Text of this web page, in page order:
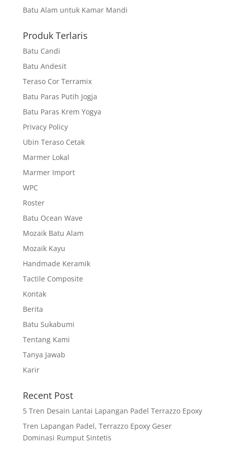
Batu Alam untuk Kamar Mandi
Produk Terlaris
Batu Candi
Batu Andesit
Teraso Cor Terramix
Batu Paras Putih Jogja
Batu Paras Krem Yogya
Privacy Policy
Ubin Teraso Cetak
Marmer Lokal
Marmer Import
WPC
Roster
Batu Ocean Wave
Mozaik Batu Alam
Mozaik Kayu
Handmade Keramik
Tactile Composite
Kontak
Berita
Batu Sukabumi
Tentang Kami
Tanya Jawab
Karir
Recent Post
5 Tren Desain Lantai Lapangan Padel Terrazzo Epoxy
Tren Lapangan Padel, Terrazzo Epoxy Geser
Dominasi Rumput Sintetis